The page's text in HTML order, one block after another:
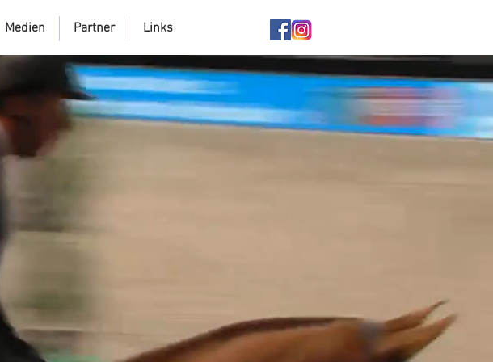
Medien Partner Links